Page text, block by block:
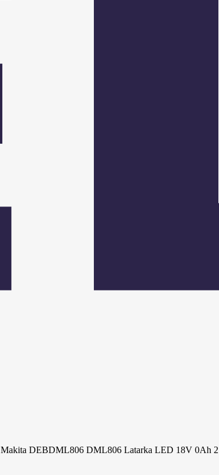
Makita DEBDML806 DML806 Latarka LED 18V 0Ah